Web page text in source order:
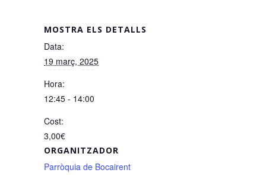
MOSTRA ELS DETALLS
Data:
19 març, 2025
Hora:
12:45 - 14:00
Cost:
3,00€
ORGANITZADOR
Parròquia de Bocairent